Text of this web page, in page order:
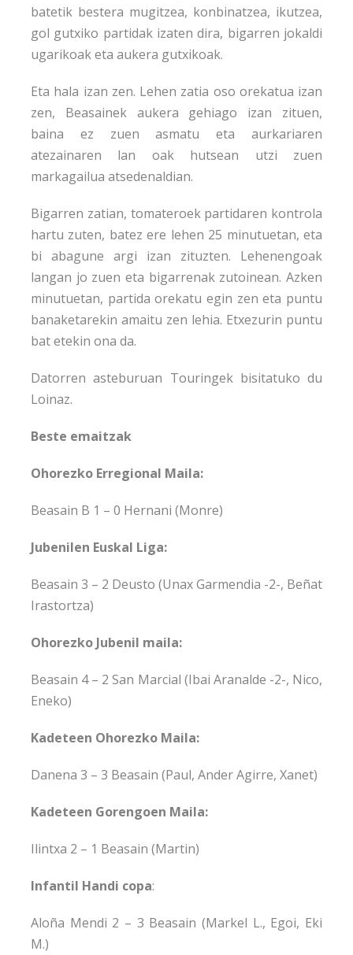
batetik bestera mugitzea, konbinatzea, ikutzea,
gol gutxiko partidak izaten dira, bigarren jokaldi
ugarikoak eta aukera gutxikoak.
Eta hala izan zen. Lehen zatia oso orekatua izan
zen, Beasainek aukera gehiago izan zituen,
baina ez zuen asmatu eta aurkariaren
atezainaren lan oak hutsean utzi zuen
markagailua atsedenaldian.
Bigarren zatian, tomateroek partidaren kontrola
hartu zuten, batez ere lehen 25 minutuetan, eta
bi abagune argi izan zituzten. Lehenengoak
langan jo zuen eta bigarrenak zutoinean. Azken
minutuetan, partida orekatu egin zen eta puntu
banaketarekin amaitu zen lehia. Etxezurin puntu
bat etekin ona da.
Datorren asteburuan Touringek bisitatuko du
Loinaz.
Beste emaitzak
Ohorezko Erregional Maila:
Beasain B 1 – 0 Hernani (Monre)
Jubenilen Euskal Liga:
Beasain 3 – 2 Deusto (Unax Garmendia -2-, Beñat
Irastortza)
Ohorezko Jubenil maila:
Beasain 4 – 2 San Marcial (Ibai Aranalde -2-, Nico,
Eneko)
Kadeteen Ohorezko Maila:
Danena 3 – 3 Beasain (Paul, Ander Agirre, Xanet)
Kadeteen Gorengoen Maila:
Ilintxa 2 – 1 Beasain (Martin)
Infantil Handi copa:
Aloña Mendi 2 – 3 Beasain (Markel L., Egoi, Eki
M.)